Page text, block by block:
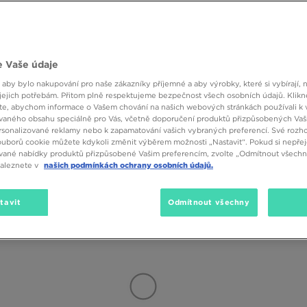
jeden z kultovních modelů, které kralují už několik sezón v ulicích
Stan Smith, Air Jordan 1, Fila Disruptor nebo Reebok Classic Leather.
by ve své kolekci chtěl mít každý sneakerhead. Téměř všechny
a dospívajících.
potřebuje i novinky. V JD Sports získáte tenisky, které vás zaručeně
Racer? Nebo futuristický tvar sneakerů Nike Air Vapormax Evo?
nabízí mnoho možností. Prohlédněte si je a přesvědčte se sami, kolik
v nich vypadali dobře, a především se dobře cítili? Naštěstí to je
jste na správném místě. Prohlédněte celou bohatou nabídku v
SALE (902)
Vaše údaje
aby bylo nakupování pro naše zákazníky příjemné a aby výrobky, které si vybírají,
potřebám. Přitom plně respektujeme bezpečnost všech osobních údajů.
abychom informace o Vašem chování na našich webových stránkách používali k
obsahu speciálně pro Vás, včetně doporučení produktů přizpůsobených
reklamy nebo k zapamatování vašich vybraných preferencí. Své
cookie můžete kdykoli změnit výběrem možnosti „Nastavit“. Pokud si
nabídky produktů přizpůsobené Vašim preferencím, zvolte „Odmítnout
v našich podmínkách ochrany osobních údajů.
Odmítnout všechny